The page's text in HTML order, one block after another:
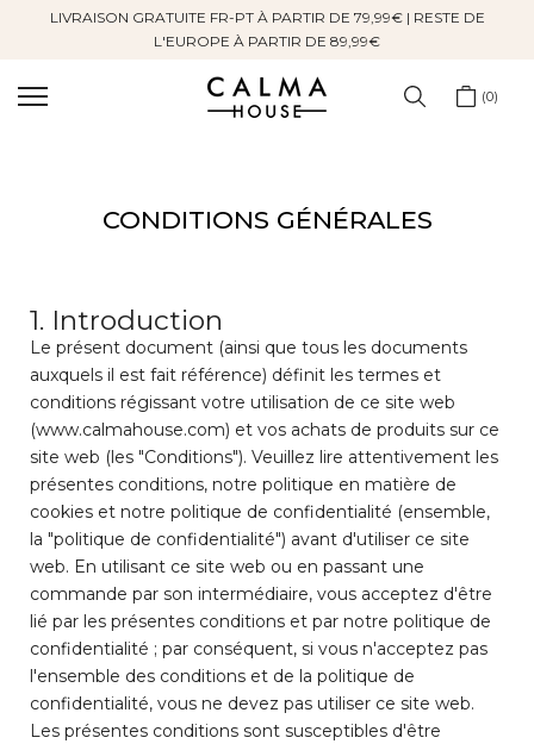
SauterLIVRAISON GRATUITE FR-PT À PARTIR DE 79,99€ | RESTE DE
L'EUROPE À PARTIR DE 89,99€
0
CONDITIONS GÉNÉRALES
1. Introduction
Le présent document (ainsi que tous les documents
auxquels il est fait référence) définit les termes et
conditions régissant votre utilisation de ce site web
(www.calmahouse.com) et vos achats de produits sur ce
site web (les "Conditions"). Veuillez lire attentivement les
présentes conditions, notre politique en matière de
cookies et notre politique de confidentialité (ensemble,
la "politique de confidentialité") avant d'utiliser ce site
web. En utilisant ce site web ou en passant une
commande par son intermédiaire, vous acceptez d'être
lié par les présentes conditions et par notre politique de
confidentialité ; par conséquent, si vous n'acceptez pas
l'ensemble des conditions et de la politique de
confidentialité, vous ne devez pas utiliser ce site web.
Les présentes conditions sont susceptibles d'être